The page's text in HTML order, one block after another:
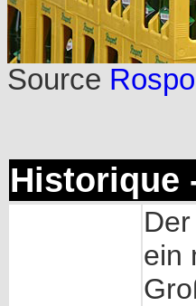
Source
Historique
ein